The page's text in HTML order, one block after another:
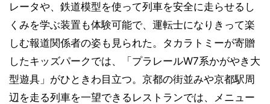
レータや、鉄道模型を使って列車を安全に走らせるし
くみを学ぶ装置も体験可能で、運転士になりきって楽
しむ報道関係者の姿も見られた。タカラトミーが寄贈
したキッズパークでは、「プラレールW7系かがやき大
型遊具」がひときわ目立つ。京都の街並みや京都駅周
辺を走る列車を一望できるレストランでは、メニュー